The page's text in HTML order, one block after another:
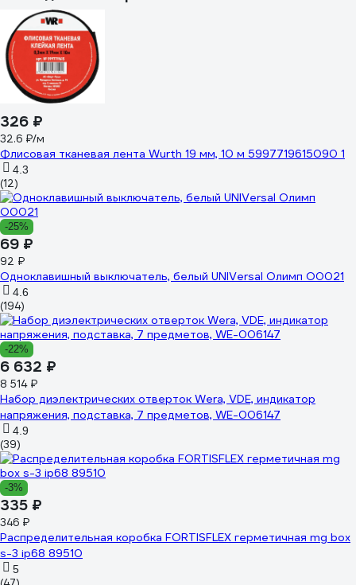
326 ₽
32.6 ₽/м
Флисовая тканевая лента Wurth 19 мм, 10 м 5997719615090 1
4.3
(12)
-25%
69 ₽
92 ₽
Одноклавишный выключатель, белый UNIVersal Олимп О0021
4.6
(194)
-22%
6 632 ₽
8 514 ₽
Набор диэлектрических отверток Wera, VDE, индикатор
напряжения, подставка, 7 предметов, WE-006147
4.9
(39)
-3%
335 ₽
346 ₽
Распределительная коробка FORTISFLEX герметичная mg box
s-3 ip68 89510
5